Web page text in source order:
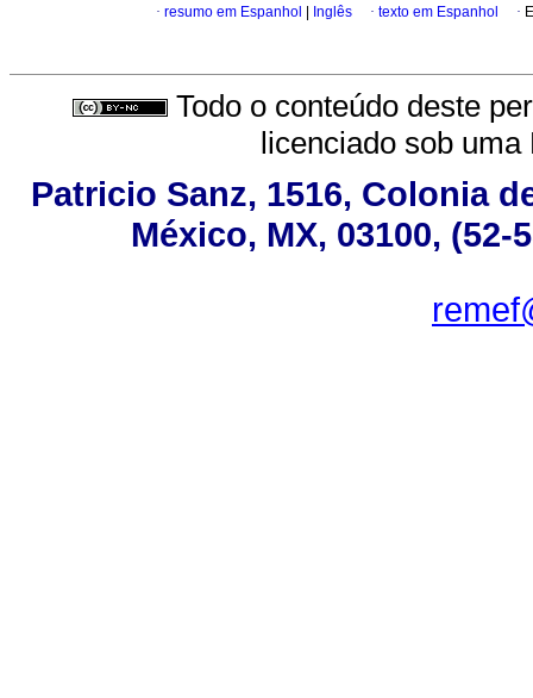
· resumo em Espanhol Inglês · texto em Espanhol ·
Todo o conteúdo deste
licenciado sob uma
Patricio Sanz, 1516, Colonia
México, MX, 03100, (52-